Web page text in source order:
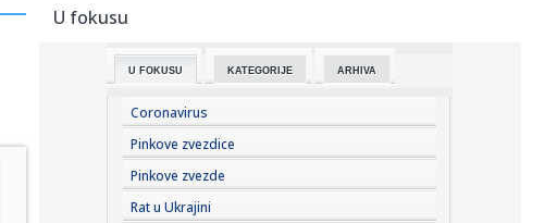
08:54:
08:51: Авио-компанија „Виз ер” пријавила ...
08:52:Preminuće u svakom trenutku?
08:48:Трамп негирао да САД имају мањак ...
U fokusu
U FOKUSU KATEGORIJE ARHIVA
Coronavirus
Pinkove zvezdice
Pinkove zvezde
Rat u Ukrajini